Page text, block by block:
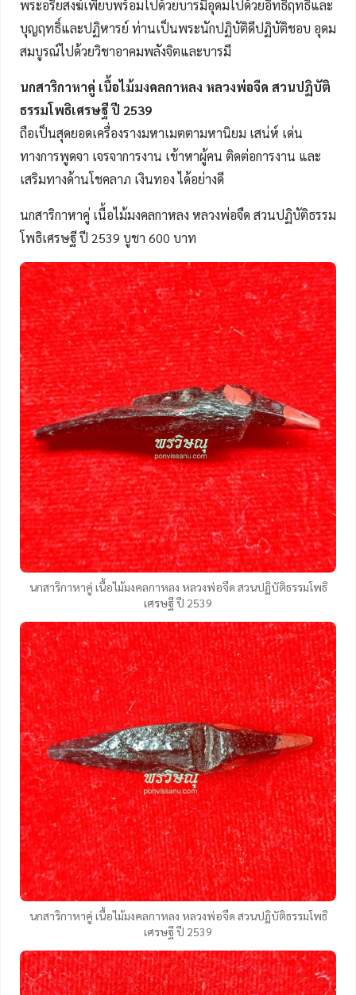
พระอริยสงฆ์เพียบพร้อมไปด้วยบารมีอุดมไปด้วยอิทธิฤทธิ์และ
บุญฤทธิ์และปฏิหารย์ ท่านเป็นพระนักปฏิบัติดีปฏิบัติชอบ อุดม
สมบูรณ์ไปด้วยวิชาอาคมพลังจิตและบารมี
นกสาริกาหาคู่ เนื้อไม้มงคลกาหลง หลวงพ่อจืด สวนปฏิบัติ
ธรรมโพธิเศรษฐี ปี 2539
ถือเป็นสุดยอดเครื่องรางมหาเมตตามหานิยม เสน่ห์ เด่น
ทางการพูดจา เจรจาการงาน เข้าหาผู้คน ติดต่อการงาน และ
เสริมทางด้านโชคลาภ เงินทอง ได้อย่างดี
นกสาริกาหาคู่ เนื้อไม้มงคลกาหลง หลวงพ่อจืด สวนปฏิบัติธรรม
โพธิเศรษฐี ปี 2539 บูชา 600 บาท
นกสาริกาหาคู่ เนื้อไม้มงคลกาหลง หลวงพ่อจืด สวนปฏิบัติธรรมโพธิ
เศรษฐี ปี 2539
นกสาริกาหาคู่ เนื้อไม้มงคลกาหลง หลวงพ่อจืด สวนปฏิบัติธรรมโพธิ
เศรษฐี ปี 2539